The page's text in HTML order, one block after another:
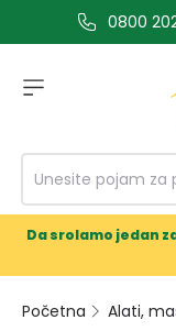
glavni sadržaj
0800
Da srolamo jedan
Početna Alati,